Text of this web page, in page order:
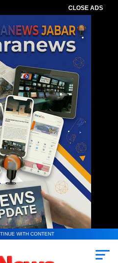
CLOSE ADS
WITH CONTENT